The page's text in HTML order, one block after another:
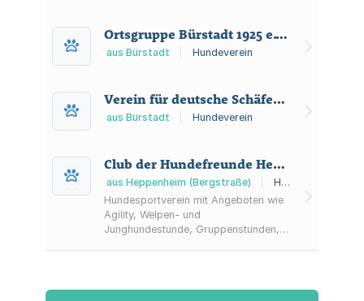
Pflegestellen, Kontrollen, Flugpaten
und Unterstützungsmöglichkeiten.
Ortsgruppe Bürstadt 1925 e.V. im Verein Deutsche Schäferhunde e.V.
aus Bürstadt Hundeverein
Verein für deutsche Schäferhunde O.G. Favorit Bürstadt
aus Bürstadt Hundeverein
Club der Hundefreunde Heppenheim und Umgebung e.V.
aus Heppenheim (Bergstraße)
Hundeverein
Hundesportverein mit Angeboten wie
Agility, Welpen- und
Junghundestunde, Gruppenstunden,